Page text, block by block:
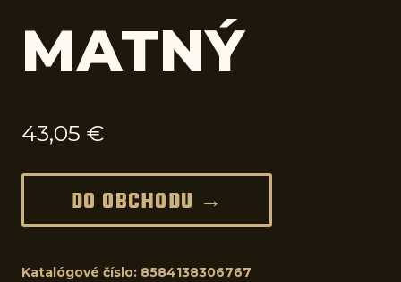
MATNÝ
43,05 €
DO OBCHODU →
Katalógové číslo: 8584138306767